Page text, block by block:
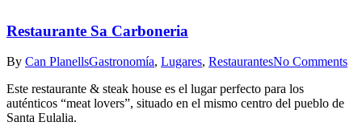
Restaurante Sa Carboneria
By Can PlanellsGastronomía, Lugares, RestaurantesNo Comments
Este restaurante & steak house es el lugar perfecto para los
auténticos “meat lovers”, situado en el mismo centro del pueblo de
Santa Eulalia.